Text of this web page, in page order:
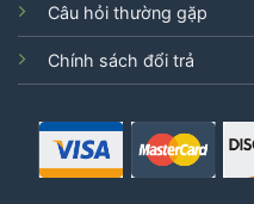
Câu hỏi thường gặp
Chính sách đổi trả